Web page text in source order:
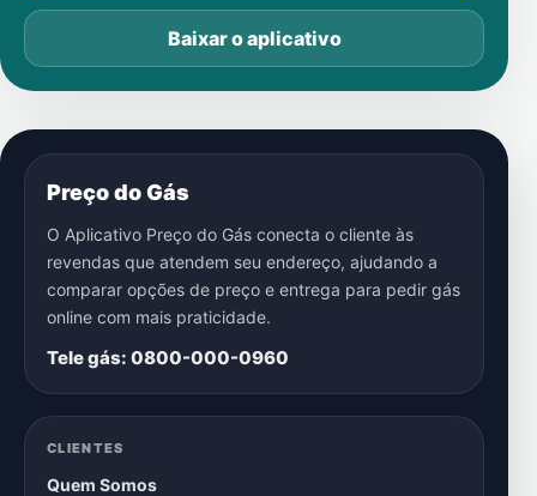
Baixar o aplicativo
Preço do Gás
O Aplicativo Preço do Gás conecta o cliente às
revendas que atendem seu endereço, ajudando a
comparar opções de preço e entrega para pedir gás
online com mais praticidade.
Tele gás: 0800-000-0960
CLIENTES
Quem Somos